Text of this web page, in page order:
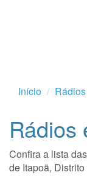
Início
Rádios
Confira a lista
de Itapoã,